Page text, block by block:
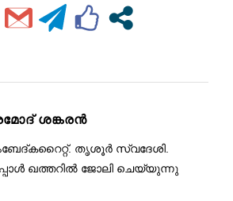
ശങ്കരൻ
തൃശൂർ സ്വദേശി.
ഖത്തറിൽ ജോലി ചെയ്യുന്നു